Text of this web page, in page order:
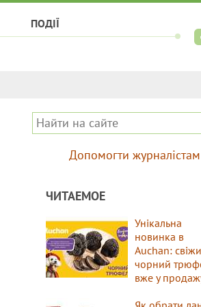
ПОДІЇ
Допомогти журналістам
ЧИТАЕМОЕ
Унікальна
новинка в
Auchan:
чорний
вже у